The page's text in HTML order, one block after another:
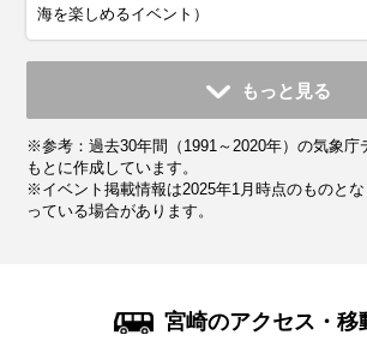
海を楽しめるイベント）
11月
平均気温・降水量
14.7℃
気候・服装
11月の宮崎は平均気温が14℃前後に。日中
12月
平均気温・降水量
9.7℃
気候・服装
12月の宮崎は冬の寒さが本格化し、平均気
1月
平均気温・降水量
7.8℃
気候・服装
1月の宮崎は冬の寒さが続きますが、「本
2月
平均気温・降水量
8.9℃
気候・服装
2月も宮崎は冬の寒さが続きますが、後半
3月
平均気温・降水量
12.1℃
気候・服装
南国宮崎は春の訪れが早く、3月初旬にな
4月
平均気温・降水量
16.4℃
気候・服装
4月は宮崎の気候が穏やかになり、日中は
5月
平均気温・降水量
20.3℃
気候・服装
5月の宮崎は気温がぐっと上がり、日中は
6月
平均気温・降水量
23.2℃
気候・服装
6月の宮崎は梅雨の時期に入り、雨の日が
7月
平均気温・降水量
27.3℃
気候・服装
7月の宮崎は本格的な夏の暑さに突入し、
もっと見る
※参考：過去30年間（1991～2020年）の気象庁
もとに作成しています。
※イベント掲載情報は2025年1月時点のものと
っている場合があります。
宮崎のアクセス・移